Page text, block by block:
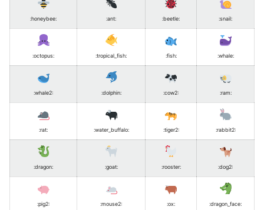
:honeybee: :ant: :beetle: :snail:
:octopus: :tropical_fish: :fish: :whale:
:whale2: :dolphin: :cow2: :ram:
:rat: :water_buffalo: :tiger2: :rabbit2:
:dragon: :goat: :rooster: :dog2:
:pig2: :mouse2: :ox: :dragon_face: